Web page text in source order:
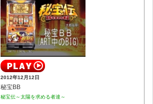
2012年12月12日
秘宝BB
秘宝伝～太陽を求める者達～